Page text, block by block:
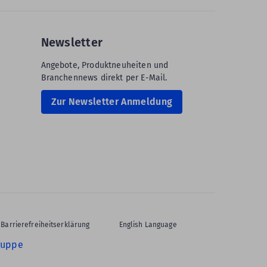
Newsletter
Angebote, Produktneuheiten und
Branchennews direkt per E-Mail.
Zur Newsletter Anmeldung
Barrierefreiheitserklärung English Language